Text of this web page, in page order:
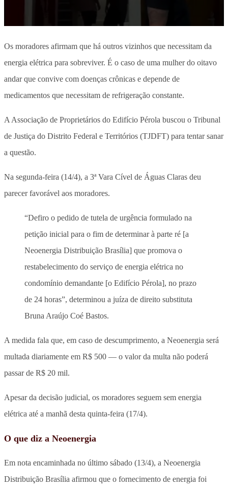
Os moradores afirmam que há outros vizinhos que necessitam da
energia elétrica para sobreviver. É o caso de uma mulher do oitavo
andar que convive com doenças crônicas e depende de
medicamentos que necessitam de refrigeração constante.
A Associação de Proprietários do Edifício Pérola buscou o Tribunal
de Justiça do Distrito Federal e Territórios (TJDFT) para tentar sanar
a questão.
Na segunda-feira (14/4), a 3ª Vara Cível de Águas Claras deu
parecer favorável aos moradores.
“Defiro o pedido de tutela de urgência formulado na
petição inicial para o fim de determinar à parte ré [a
Neoenergia Distribuição Brasília] que promova o
restabelecimento do serviço de energia elétrica no
condomínio demandante [o Edifício Pérola], no prazo
de 24 horas”, determinou a juíza de direito substituta
Bruna Araújo Coé Bastos.
A medida fala que, em caso de descumprimento, a Neoenergia será
multada diariamente em R$ 500 — o valor da multa não poderá
passar de R$ 20 mil.
Apesar da decisão judicial, os moradores seguem sem energia
elétrica até a manhã desta quinta-feira (17/4).
O que diz a Neoenergia
Em nota encaminhada no último sábado (13/4), a Neoenergia
Distribuição Brasília afirmou que o fornecimento de energia foi